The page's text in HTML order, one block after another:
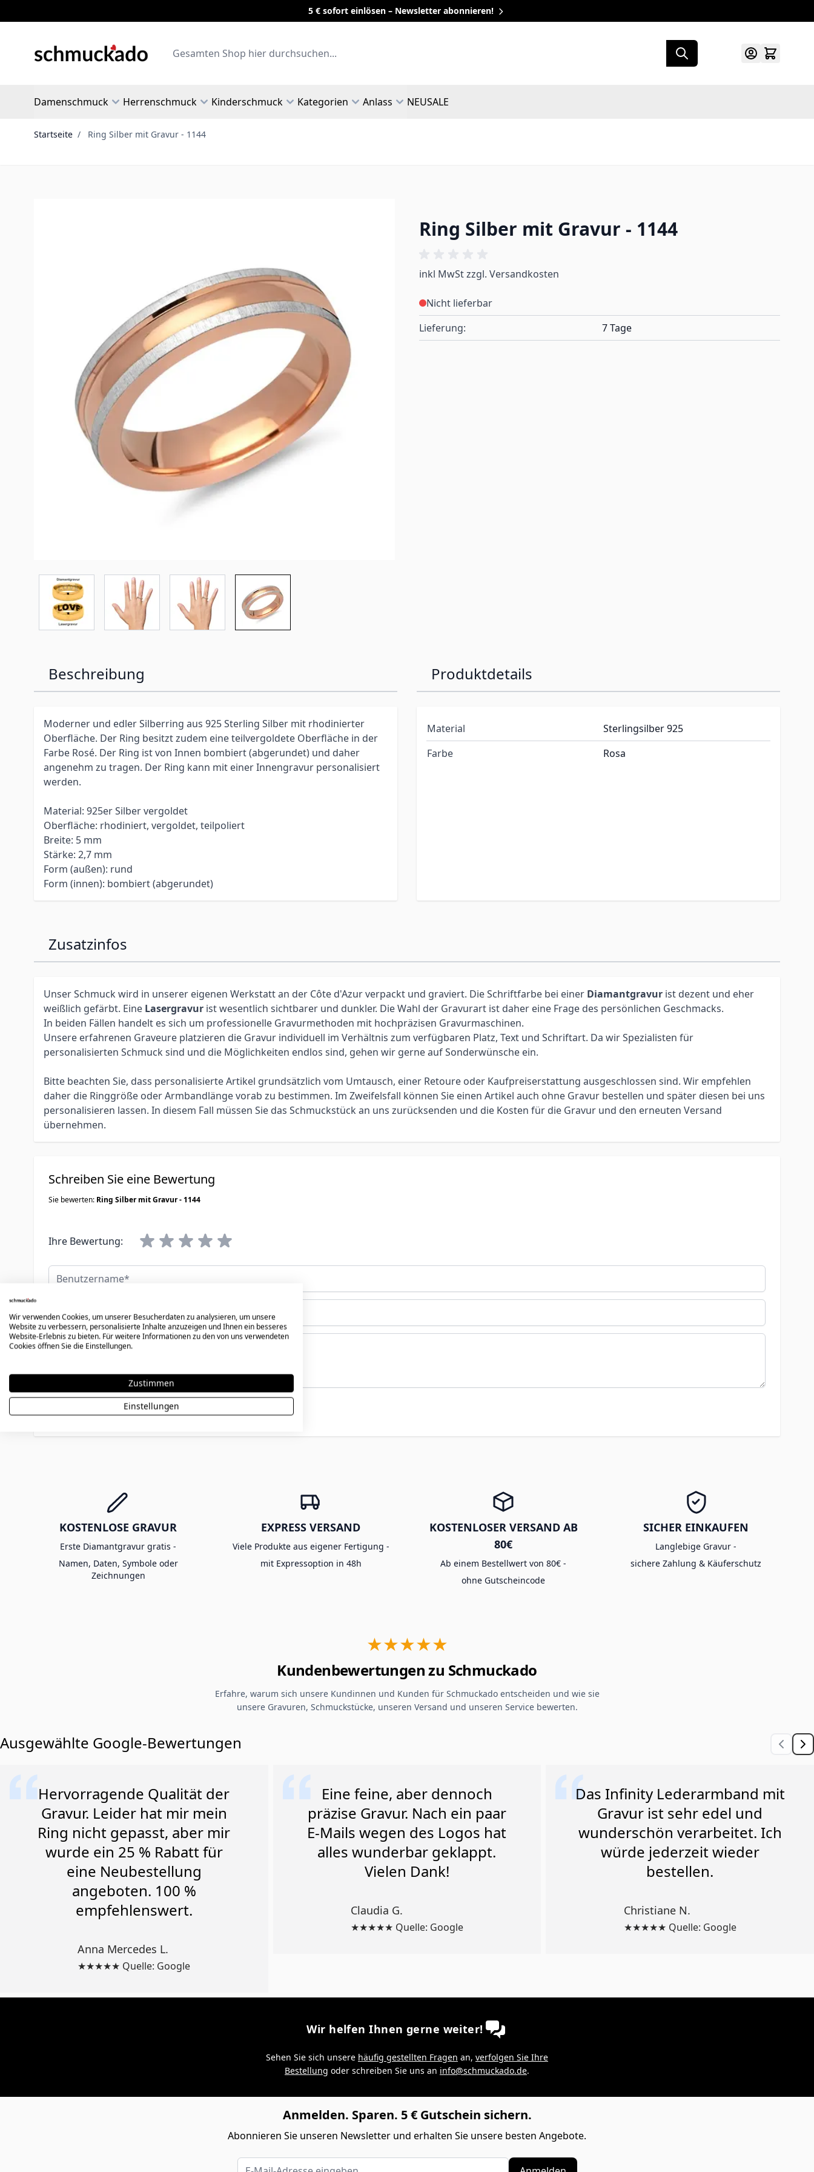
5 € sofort einlösen – Newsletter abonnieren!
Search
Damenschmuck Herrenschmuck Kinderschmuck Kategorien Anlass NEUSALE
Startseite / Ring Silber mit Gravur - 1144
Ring Silber mit Gravur - 1144
inkl MwSt zzgl. Versandkosten
Nicht lieferbar
Lieferung:
7 Tage
Beschreibung
Moderner und edler Silberring aus 925 Sterling Silber mit rhodinierter
Oberfläche. Der Ring besitzt zudem eine teilvergoldete Oberfläche in der
Farbe Rosé. Der Ring ist von Innen bombiert (abgerundet) und daher
angenehm zu tragen. Der Ring kann mit einer Innengravur personalisiert
werden.
Material: 925er Silber vergoldet
Oberfläche: rhodiniert, vergoldet, teilpoliert
Breite: 5 mm
Stärke: 2,7 mm
Form (außen): rund
Form (innen): bombiert (abgerundet)
Produktdetails
Material
Sterlingsilber 925
Farbe
Rosa
Zusatzinfos
Unser Schmuck wird in unserer eigenen Werkstatt an der Côte d'Azur verpackt und graviert. Die Schriftfarbe bei einer Diamantgravur ist dezent und eher
weißlich gefärbt. Eine Lasergravur ist wesentlich sichtbarer und dunkler. Die Wahl der Gravurart ist daher eine Frage des persönlichen Geschmacks.
In beiden Fällen handelt es sich um professionelle Gravurmethoden mit hochpräzisen Gravurmaschinen.
Unsere erfahrenen Graveure platzieren die Gravur individuell im Verhältnis zum verfügbaren Platz, Text und Schriftart. Da wir Spezialisten für
personalisierten Schmuck sind und die Möglichkeiten endlos sind, gehen wir gerne auf Sonderwünsche ein.
Bitte beachten Sie, dass personalisierte Artikel grundsätzlich vom Umtausch, einer Retoure oder Kaufpreiserstattung ausgeschlossen sind. Wir empfehlen
daher die Ringgröße oder Armbandlänge vorab zu bestimmen. Im Zweifelsfall können Sie einen Artikel auch ohne Gravur bestellen und später diesen bei uns
personalisieren lassen. In diesem Fall müssen Sie das Schmuckstück an uns zurücksenden und die Kosten für die Gravur und den erneuten Versand
übernehmen.
Schreiben Sie eine Bewertung
Sie bewerten: Ring Silber mit Gravur - 1144
Ihre Bewertung:
Benutzername
Bewertungen
Bewertung abschicken
KOSTENLOSE GRAVUR
Erste Diamantgravur gratis -
Namen, Daten, Symbole oder
Zeichnungen
EXPRESS VERSAND
Viele Produkte aus eigener Fertigung -
mit Expressoption in 48h
KOSTENLOSER VERSAND AB
80€
Ab einem Bestellwert von 80€ -
ohne Gutscheincode
SICHER EINKAUFEN
Langlebige Gravur -
sichere Zahlung & Käuferschutz
★★★★★
Kundenbewertungen zu Schmuckado
Erfahre, warum sich unsere Kundinnen und Kunden für Schmuckado entscheiden und wie sie
unsere Gravuren, Schmuckstücke, unseren Versand und unseren Service bewerten.
Ausgewählte Google-Bewertungen
Hervorragende Qualität der
Gravur. Leider hat mir mein
Ring nicht gepasst, aber mir
wurde ein 25 % Rabatt für
eine Neubestellung
angeboten. 100 %
empfehlenswert.
Anna Mercedes L.
★★★★★ Quelle: Google
Eine feine, aber dennoch
präzise Gravur. Nach ein paar
E-Mails wegen des Logos hat
alles wunderbar geklappt.
Vielen Dank!
Claudia G.
★★★★★ Quelle: Google
Das Infinity Lederarmband mit
Gravur ist sehr edel und
wunderschön verarbeitet. Ich
würde jederzeit wieder
bestellen.
Christiane N.
★★★★★ Quelle: Google
Wir helfen Ihnen gerne weiter!
Sehen Sie sich unsere häufig gestellten Fragen an, verfolgen Sie Ihre
Bestellung oder schreiben Sie uns an info@schmuckado.de.
Anmelden. Sparen. 5 € Gutschein sichern.
Abonnieren Sie unseren Newsletter und erhalten Sie unsere besten Angebote.
E-Mail-Adresse eingeben
Wir verwenden Cookies, um unserer Besucherdaten zu analysieren, um unsere
Website zu verbessern, personalisierte Inhalte anzuzeigen und Ihnen ein besseres
Website-Erlebnis zu bieten. Für weitere Informationen zu den von uns verwendeten
Cookies öffnen Sie die Einstellungen.
Zustimmen
Einstellungen